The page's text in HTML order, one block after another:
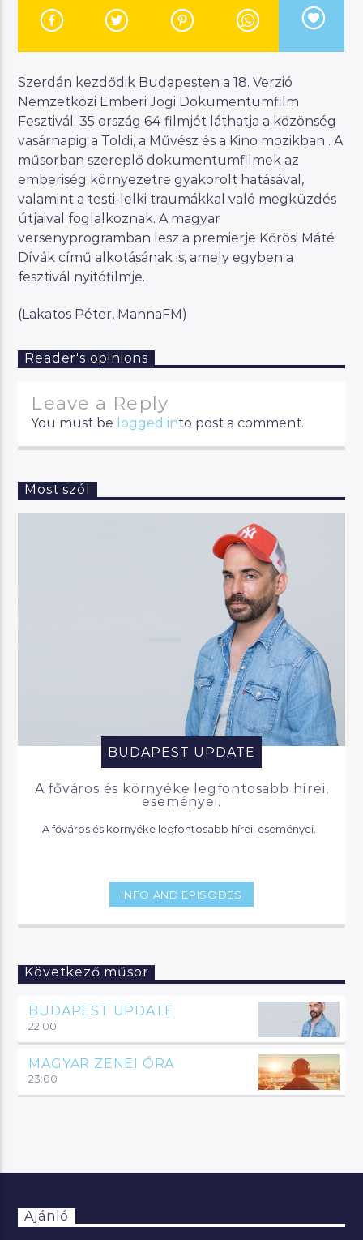
Manna FM
Szerdán kezdődik Budapesten a 18. Verzió
Nemzetközi Emberi Jogi Dokumentumfilm
Fesztivál. 35 ország 64 filmjét láthatja a közönség
vasárnapig a Toldi, a Művész és a Kino mozikban . A
műsorban szereplő dokumentumfilmek az
emberiség környezetre gyakorolt hatásával,
valamint a testi-lelki traumákkal való megküzdés
útjaival foglalkoznak. A magyar
versenyprogramban lesz a premierje Kőrösi Máté
Dívák című alkotásának is, amely egyben a
fesztivál nyitófilmje.
(Lakatos Péter, MannaFM)
Reader's opinions
Leave a Reply
You must be logged into post a comment.
Most szól
BUDAPEST UPDATE
A főváros és környéke legfontosabb hírei,
eseményei.
INFO AND EPISODES
Következő műsor
BUDAPEST UPDATE
22:00
MAGYAR ZENEI ÓRA
23:00
Ajánló